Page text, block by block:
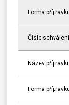
Forma přípravku
Číslo schválení
Název přípravku
Forma přípravku